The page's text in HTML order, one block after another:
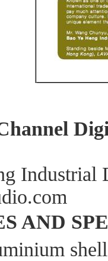
Industrial
AND
shell